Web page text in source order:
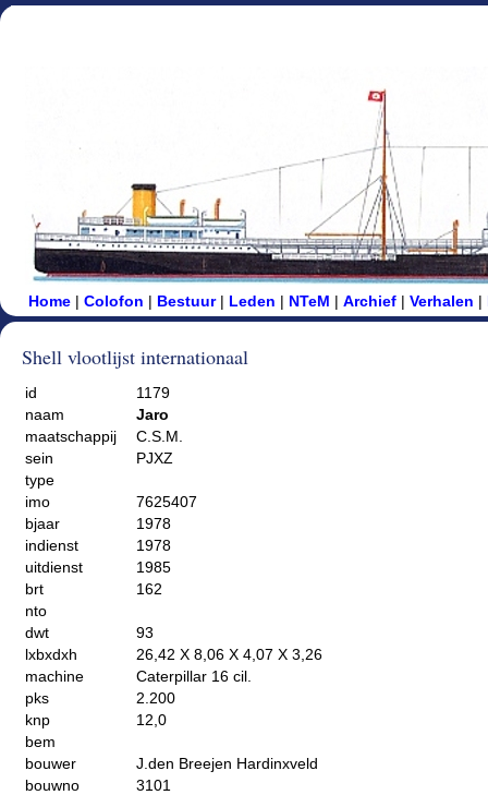
Home | Colofon | Bestuur| Leden | NTeM | Archief | Verhalen |
Shell vlootlijst internationaal
id
1179
naam
Jaro
maatschappij
C.S.M.
sein
PJXZ
type
imo
7625407
bjaar
1978
indienst
1978
uitdienst
1985
brt
162
nto
dwt
93
lxbxdxh
26,42 X 8,06 X 4,07 X 3,26
machine
Caterpillar 16 cil.
pks
2.200
knp
12,0
bem
bouwer
J.den Breejen Hardinxveld
bouwno
3101